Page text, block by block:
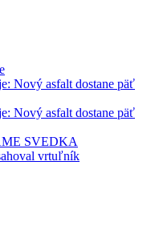
Nový asfalt dostane päť
Nový asfalt dostane päť
SVEDKA
vrtuľník